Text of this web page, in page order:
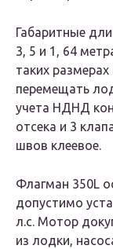
Габаритные
3, 5 и 1, 64
таких размерах
перемещать
учета НДНД
отсека и 3
швов клеевое.
Флагман 350L
допустимо
л.с. Мотор
из лодки,